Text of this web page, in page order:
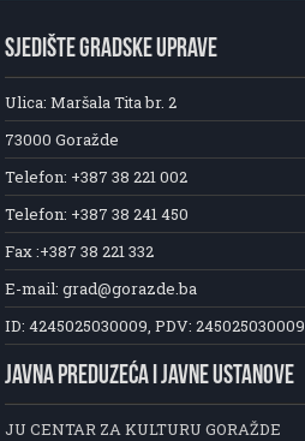
SJEDIŠTE GRADSKE UPRAVE
Ulica: Maršala Tita br. 2
73000 Goražde
Telefon: +387 38 221 002
Telefon: +387 38 241 450
Fax :+387 38 221 332
E-mail: grad@gorazde.ba
ID: 4245025030009, PDV: 245025030009
JAVNA PREDUZEĆA I JAVNE USTANOVE
JU CENTAR ZA KULTURU GORAŽDE